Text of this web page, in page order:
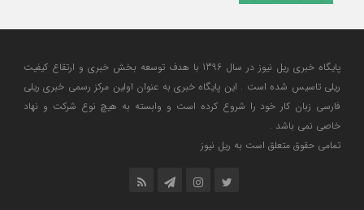
پایگاه خبری ریل نیوز در سال 1396 با هدف توسعه بخش خبری و ارتقاع کیفیت
ریلی تاسیس شده است . این پایگاه خبری به عنوان اولین مرکز رسمی خبری ریلی
فارسی زبان کار خود را شروع کرده است و وابسته به هیچ نوع شرکت و نهاد
خاصی نمی باشد .
تمامی حقوق متعلق است به ریل نیوز